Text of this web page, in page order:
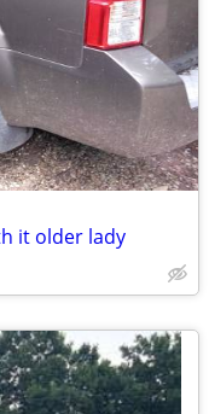
it older lady